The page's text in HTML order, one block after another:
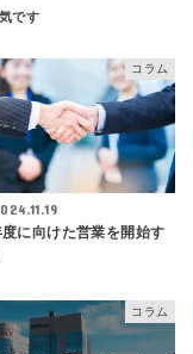
コラム
に向けた営業を開始す
コラム